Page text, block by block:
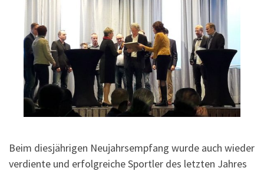
Beim diesjährigen Neujahrsempfang wurde auch wieder
verdiente und erfolgreiche Sportler des letzten Jahres